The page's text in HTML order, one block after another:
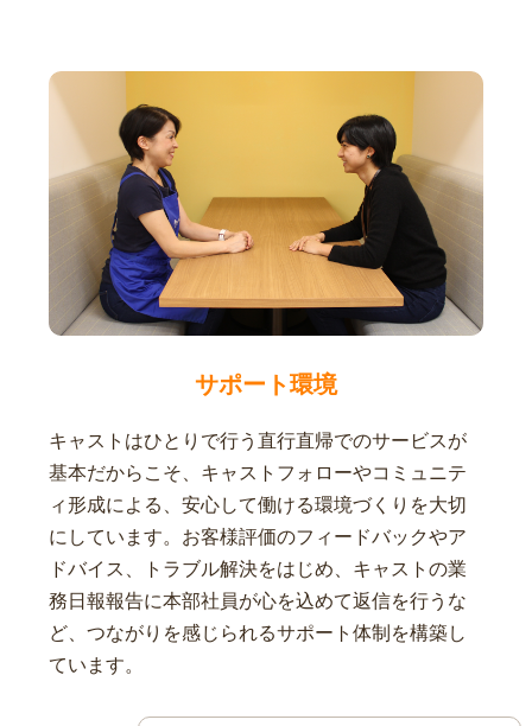
サポート環境
キャストはひとりで行う直行直帰でのサービスが
基本だからこそ、キャストフォローやコミュニテ
ィ形成による、安心して働ける環境づくりを大切
にしています。お客様評価のフィードバックやア
ドバイス、トラブル解決をはじめ、キャストの業
務日報報告に本部社員が心を込めて返信を行うな
ど、つながりを感じられるサポート体制を構築し
ています。